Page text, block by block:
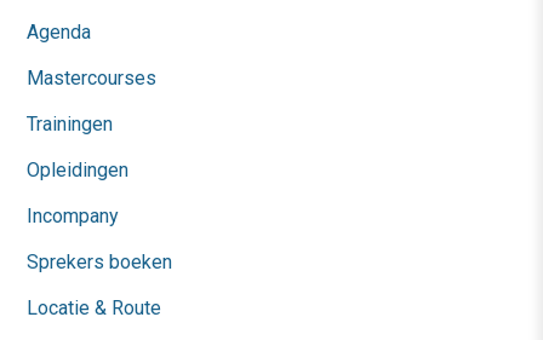
Agenda
Mastercourses
Trainingen
Opleidingen
Incompany
Sprekers boeken
Locatie & Route